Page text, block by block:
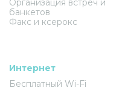
Организация встреч и
банкетов
Факс и ксерокс
Интернет
Бесплатный Wi-Fi